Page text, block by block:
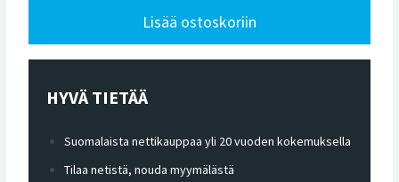
Lisää ostoskoriin
HYVÄ TIETÄÄ
Suomalaista nettikauppaa yli 20 vuoden kokemuksella
Tilaa netistä, nouda myymälästä